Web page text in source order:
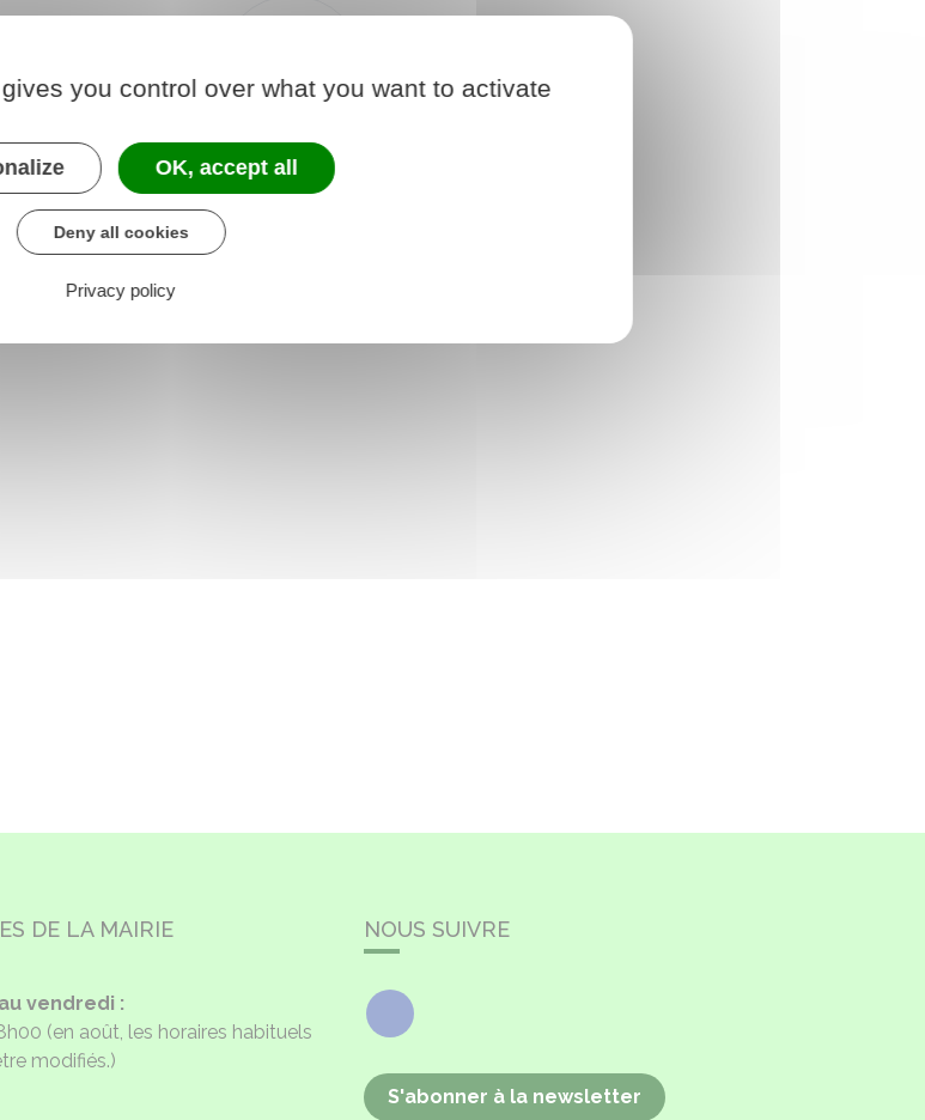
-
Associations
DE LA MAIRIE
vendredi :
(en août, les horaires habituels
modifiés.)
NOUS SUIVRE
Facebook
S'abonner à la newsletter
you control over what you want to activate
OK, accept all
Deny all cookies
Privacy policy